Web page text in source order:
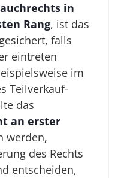
in
Rang, ist das
falls
eintreten
im
Teilverkauf-
das
an erster
werden,
des Rechts
entscheiden,